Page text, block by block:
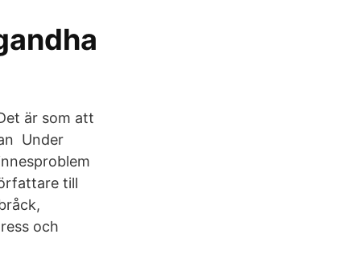
är som att
Under
till
och